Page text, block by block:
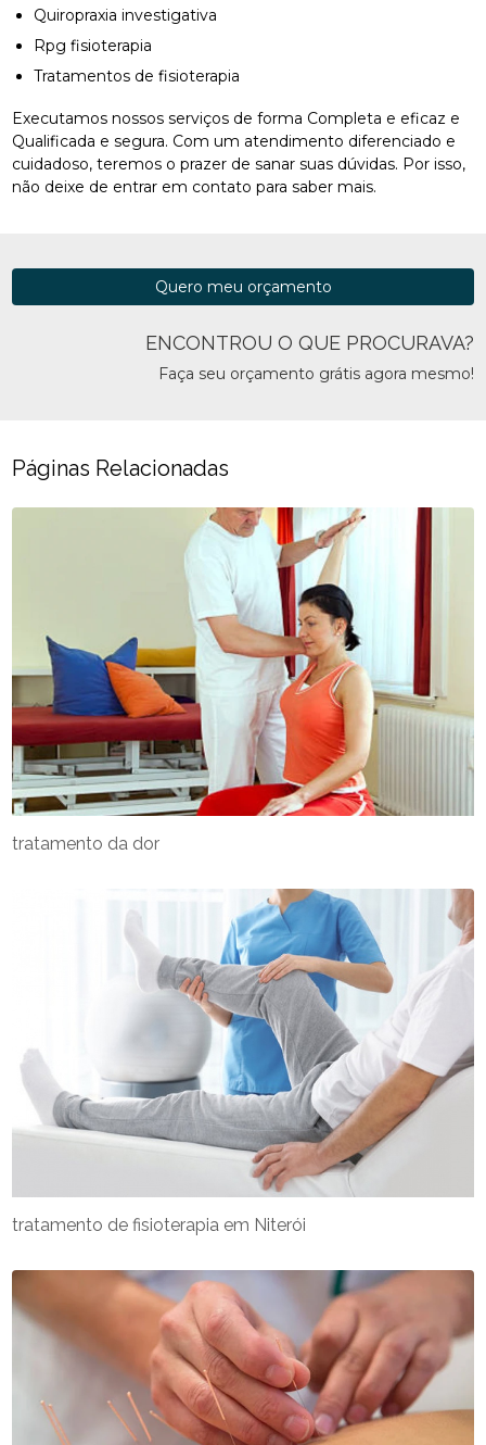
Quiropraxia investigativa
Rpg fisioterapia
Tratamentos de fisioterapia
Executamos nossos serviços de forma Completa e eficaz e
Qualificada e segura. Com um atendimento diferenciado e
cuidadoso, teremos o prazer de sanar suas dúvidas. Por isso,
não deixe de entrar em contato para saber mais.
ENCONTROU O QUE PROCURAVA?
Faça seu orçamento grátis agora mesmo!
Quero meu orçamento
Páginas Relacionadas
tratamento de fisioterapia em Niterói
tratamento da dor